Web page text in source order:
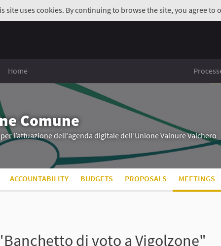
site uses cookies. By continuing to browse the site, you agree to
Home
Comune
l’attuazione dell'agenda digitale dell’Unione Valnure Valchero
ACCOUNTABILITY BUDGETS PROPOSALS MEETINGS
di voto a Vigolzone"